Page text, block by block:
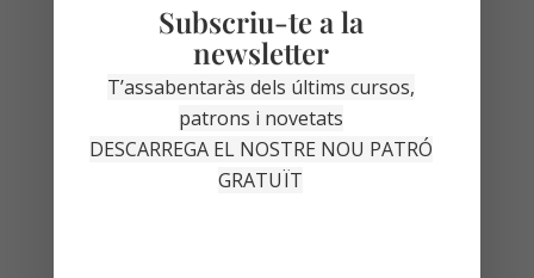
Altres monogràfics al
Subscriu-te a la
newsletter
T’assabentaràs dels últims cursos,
patrons i novetats
DESCARREGA EL NOSTRE NOU PATRÓ
GRATUÏT